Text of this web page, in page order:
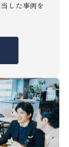
した事例を